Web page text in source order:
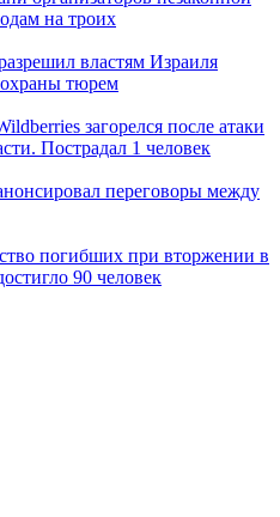
на троих
властям Израиля
охраны тюрем
загорелся после атаки
Пострадал 1 человек
переговоры между
погибших при вторжении в
90 человек